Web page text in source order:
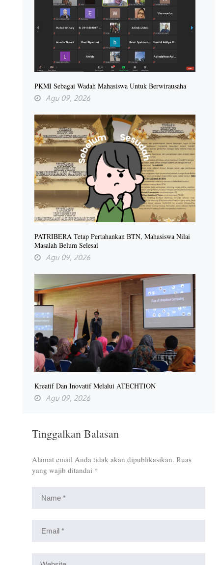
PKMI Sebagai Wadah Mahasiswa Untuk Berwirausaha
Agu 09, 2026
PATRIBERA Tetap Pertahankan BTN, Mahasiswa Nilai
Masalah Belum Selesai
Agu 09, 2026
Kreatif Dan Inovatif Melalui ATECHTION
Agu 09, 2026
Tinggalkan Balasan
Alamat email Anda tidak akan dipublikasikan. Ruas
yang wajib ditandai *